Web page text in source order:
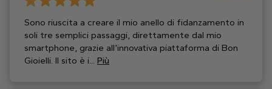
Sono riuscita a creare il mio anello di fidanzamento in
soli tre semplici passaggi, direttamente dal mio
smartphone, grazie all’innovativa piattaforma di Bon
Gioielli. Il sito è i... Più